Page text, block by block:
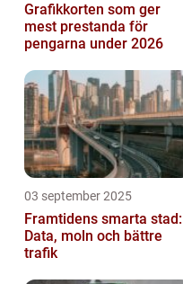
Grafikkorten som ger
mest prestanda för
pengarna under 2026
03 september 2025
Framtidens smarta stad:
Data, moln och bättre
trafik